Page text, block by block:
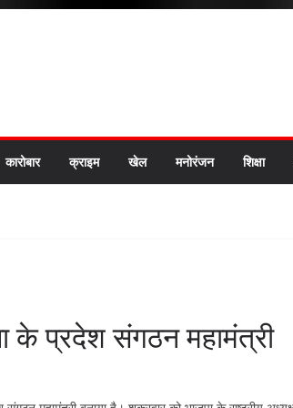
कारोबार क्राइम खेल मनोरंजन शिक्षा
के प्रदेश संगठन महामंत्री